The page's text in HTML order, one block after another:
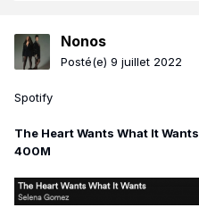
Nonos
Posté(e) 9 juillet 2022
Spotify
The Heart Wants What It Wants
400M